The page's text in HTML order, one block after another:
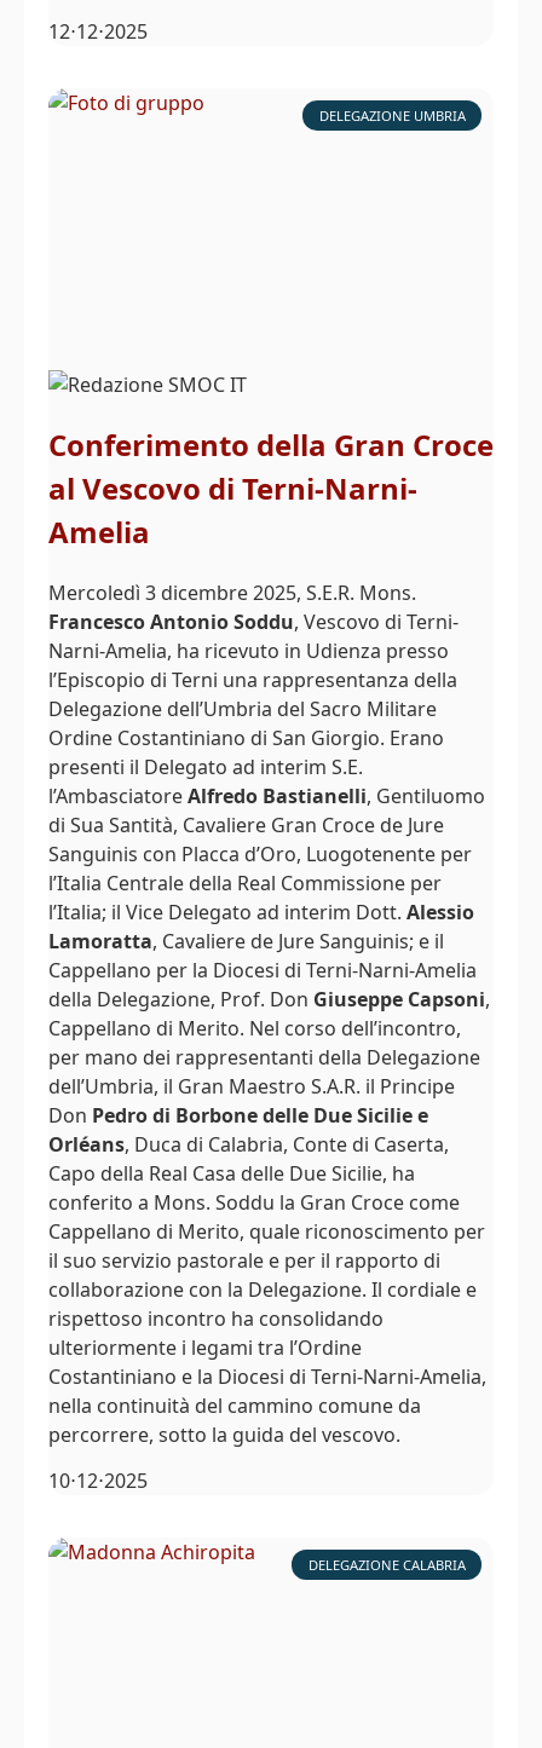
12⋅12⋅2025
DELEGAZIONE UMBRIA
Conferimento della Gran Croce
al Vescovo di Terni-Narni-
Amelia
Mercoledì 3 dicembre 2025, S.E.R. Mons.
Francesco Antonio Soddu, Vescovo di Terni-
Narni-Amelia, ha ricevuto in Udienza presso
l’Episcopio di Terni una rappresentanza della
Delegazione dell’Umbria del Sacro Militare
Ordine Costantiniano di San Giorgio. Erano
presenti il Delegato ad interim S.E.
l’AmbasciatoreAlfredo Bastianelli, Gentiluomo
di Sua Santità, Cavaliere Gran Croce de Jure
Sanguinis con Placca d’Oro, Luogotenente per
l’Italia Centrale della Real Commissione per
l’Italia; il Vice Delegato ad interim Dott. Alessio
Lamoratta, Cavaliere de Jure Sanguinis; e il
Cappellano per la Diocesi di Terni-Narni-Amelia
della Delegazione, Prof. Don Giuseppe Capsoni,
Cappellano di Merito. Nel corso dell’incontro,
per mano dei rappresentanti della Delegazione
dell’Umbria, il Gran Maestro S.A.R. il Principe
Don Pedro di Borbone delle Due Sicilie e
Orléans, Duca di Calabria, Conte di Caserta,
Capo della Real Casa delle Due Sicilie, ha
conferito a Mons. Soddu la Gran Croce come
Cappellano di Merito, quale riconoscimento per
il suo servizio pastorale e per il rapporto di
collaborazione con la Delegazione. Il cordiale e
rispettoso incontro ha consolidando
ulteriormente i legami tra l’Ordine
Costantiniano e la Diocesi di Terni-Narni-Amelia,
nella continuità del cammino comune da
percorrere, sotto la guida del vescovo.
10⋅12⋅2025
DELEGAZIONE CALABRIA